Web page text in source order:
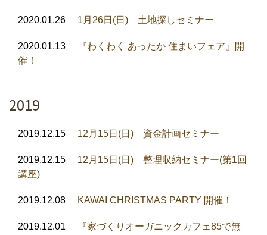
2020.01.26 1月26日(日) 土地探しセミナー
2020.01.13
『わくわく あったか 住まいフェア』開
催！
2019
2019.12.15 12月15日(日) 資金計画セミナー
2019.12.15
12月15日(日) 整理収納セミナー(第1回
講座)
2019.12.08 KAWAI CHRISTMAS PARTY 開催！
2019.12.01
『家づくりオーガニックカフェ85で無